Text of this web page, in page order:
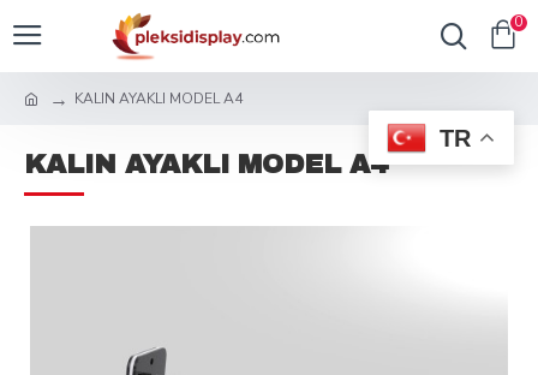
TR
0
KALIN AYAKLI MODEL A4
KALIN AYAKLI MODEL A4